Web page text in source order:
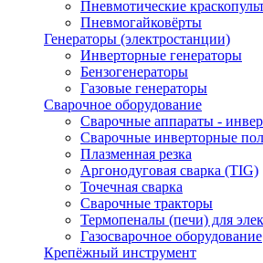
Пневмотические
Пневмогайковёрты
Генераторы (электростанции)
Инверторные генераторы
Бензогенераторы
Газовые генераторы
Сварочное оборудование
Сварочные аппараты -
Сварочные инверторные
Плазменная резка
Аргонодуговая сварка (TIG)
Точечная сварка
Сварочные тракторы
Термопеналы (печи) для
Газосварочное оборудование
Крепёжный инструмент